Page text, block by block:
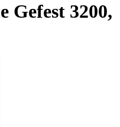
Gefest 3200,